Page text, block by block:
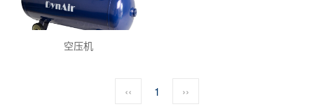
空压机
‹‹ 1 ››